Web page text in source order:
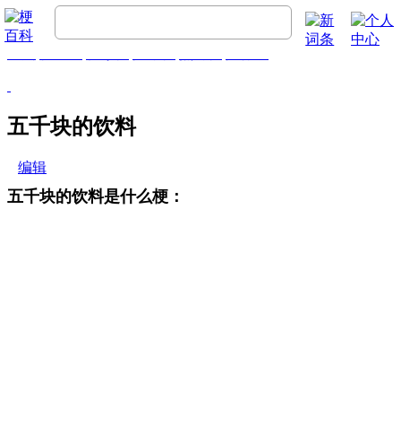
五千块的饮料
编辑
五千块的饮料是什么梗：